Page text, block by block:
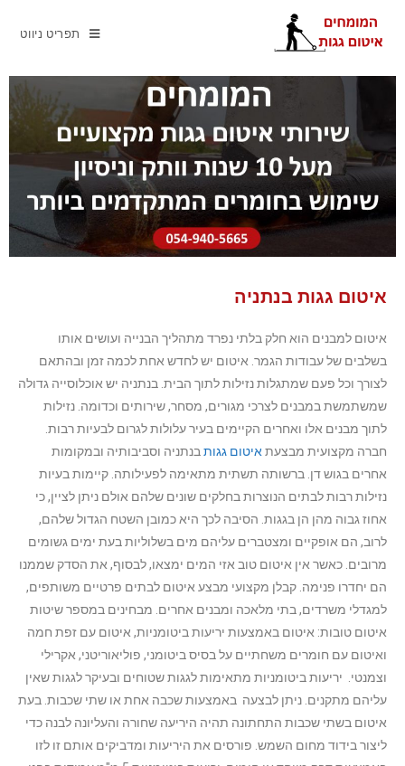
תפריט ניווט
איטום גגות בנתניה
איטום למבנים הוא חלק בלתי נפרד מתהליך הבנייה ועושים אותו
בשלבים של עבודות הגמר. איטום יש לחדש אחת לכמה זמן ובהתאם
לצורך וכל פעם שמתגלות נזילות לתוך הבית. בנתניה יש אוכלוסייה גדולה
שמשתמשת במבנים לצרכי מגורים, מסחר, שירותים וכדומה. נזילות
לתוך מבנים אלו ואחרים הקיימים בעיר עלולות לגרום לבעיות רבות.
חברה מקצועית מבצעת איטום גגות בנתניה וסביבותיה ובמקומות
אחרים בגוש דן. ברשותה תשתית מתאימה לפעילותה. קיימות בעיות
נזילות רבות לבתים הנוצרות בחלקים שונים שלהם אולם ניתן לציין, כי
אחוז גבוה מהן הן בגגות. הסיבה לכך היא כמובן השטח הגדול שלהם,
לרוב, הם אופקיים ומצטברים עליהם מים בשלוליות בעת ימים גשומים
מרובים. כאשר אין איטום טוב אזי המים ימצאו, לבסוף, את הסדק שממנו
הם יחדרו פנימה. קבלן מקצועי מבצע איטום לבתים פרטיים משותפים,
למגדלי משרדים, בתי מלאכה ומבנים אחרים. מבחינים במספר שיטות
איטום טובות: איטום באמצעות יריעות ביטומניות, איטום עם זפת חמה
ואיטום עם חומרים משחתיים על בסיס ביטומני, פוליאוריטני, אקרילי
וצמנטי. יריעות ביטומניות מתאימות לגגות שטוחים ובעיקר לגגות שאין
עליהם מתקנים. ניתן לבצעה באמצעות שכבה אחת או שתי שכבות. בעת
איטום בשתי שכבות התחתונה תהיה היריעה שחורה והעליונה לבנה כדי
ליצור בידוד מחום השמש. פורסים את היריעות ומדביקים אותם זו לזו